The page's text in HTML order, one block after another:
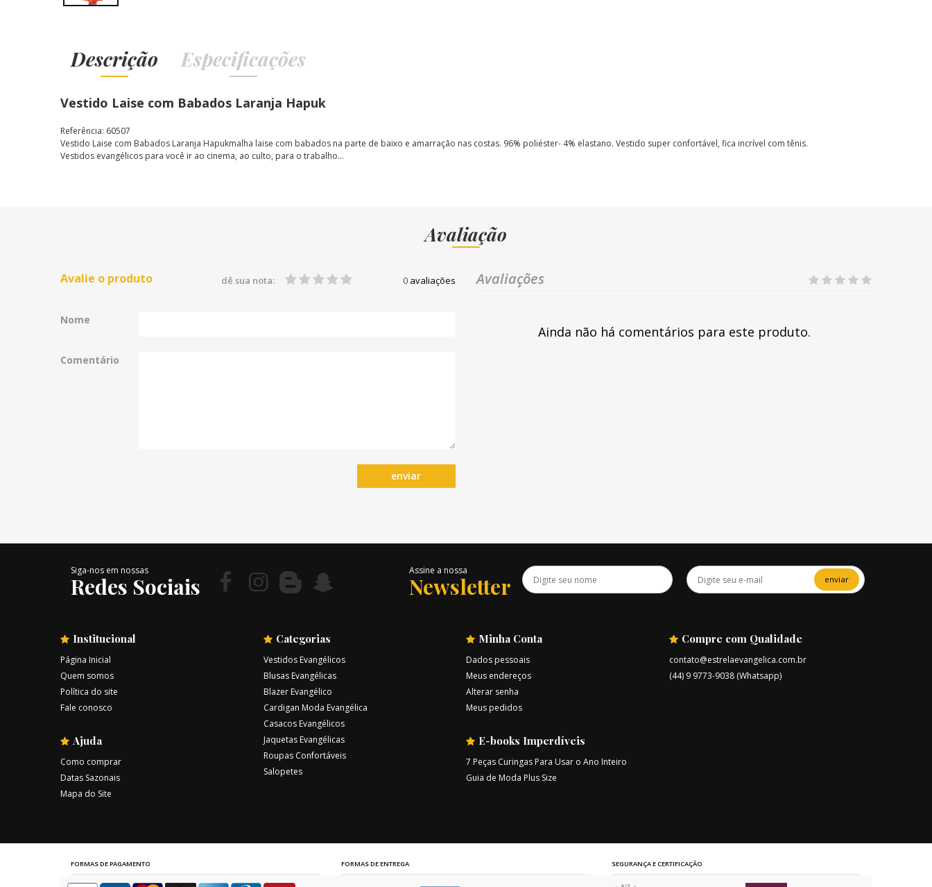
Descrição
Vestido Laise com Babados Laranja Hapuk
Referência: 60507
Vestido Laise com Babados Laranja Hapukmalha laise com babados na parte de baixo e amarração nas costas. 96% poliéster- 4% elastano. Vestido super confortável, fica incrível com tênis.
Vestidos evangélicos para você ir ao cinema, ao culto, para o trabalho...
Especificações
Avaliação
Avalie o produto 0 avaliações
dê sua nota:
Nome
Comentário
enviar
Avaliações
Ainda não há comentários para este produto.
Siga-nos em nossas
Redes Sociais
Assine a nossa
Newsletter enviar
Institucional
Página Inicial
Quem somos
Política do site
Fale conosco
Ajuda
Como comprar
Datas Sazonais
Mapa do Site
Categorias
Vestidos Evangélicos
Blusas Evangélicas
Blazer Evangélico
Cardigan Moda Evangélica
Casacos Evangélicos
Jaquetas Evangélicas
Roupas Confortáveis
Salopetes
Minha Conta
Dados pessoais
Meus endereços
Alterar senha
Meus pedidos
E-books Imperdíveis
7 Peças Curingas Para Usar o Ano Inteiro
Guia de Moda Plus Size
Compre com Qualidade
contato@estrelaevangelica.com.br
(44) 9 9773-9038 (Whatsapp)
FORMAS DE PAGAMENTO FORMAS DE ENTREGA SEGURANÇA E CERTIFICAÇÃO